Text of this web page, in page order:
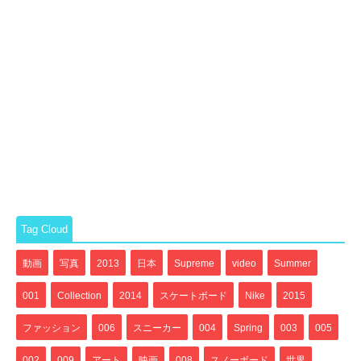
Tag Cloud
動画 写真 2013 日本 Supreme video Summer
001 Collection 2014 スケートボード Nike 2015
ファッション 006 スニーカー 004 Spring 003 005